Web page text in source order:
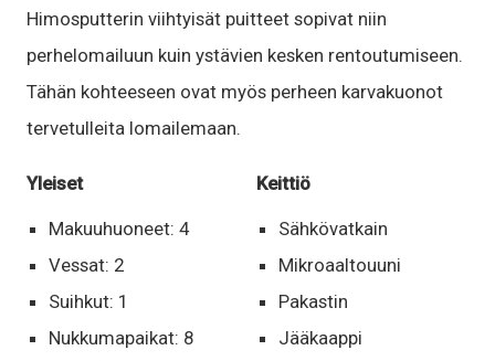
Himosputterin viihtyisät puitteet sopivat niin
perhelomailuun kuin ystävien kesken rentoutumiseen.
Tähän kohteeseen ovat myös perheen karvakuonot
tervetulleita lomailemaan.
Yleiset
Makuuhuoneet: 4
Vessat: 2
Suihkut: 1
Nukkumapaikat: 8
Keittiö
Sähkövatkain
Mikroaaltouuni
Pakastin
Jääkaappi